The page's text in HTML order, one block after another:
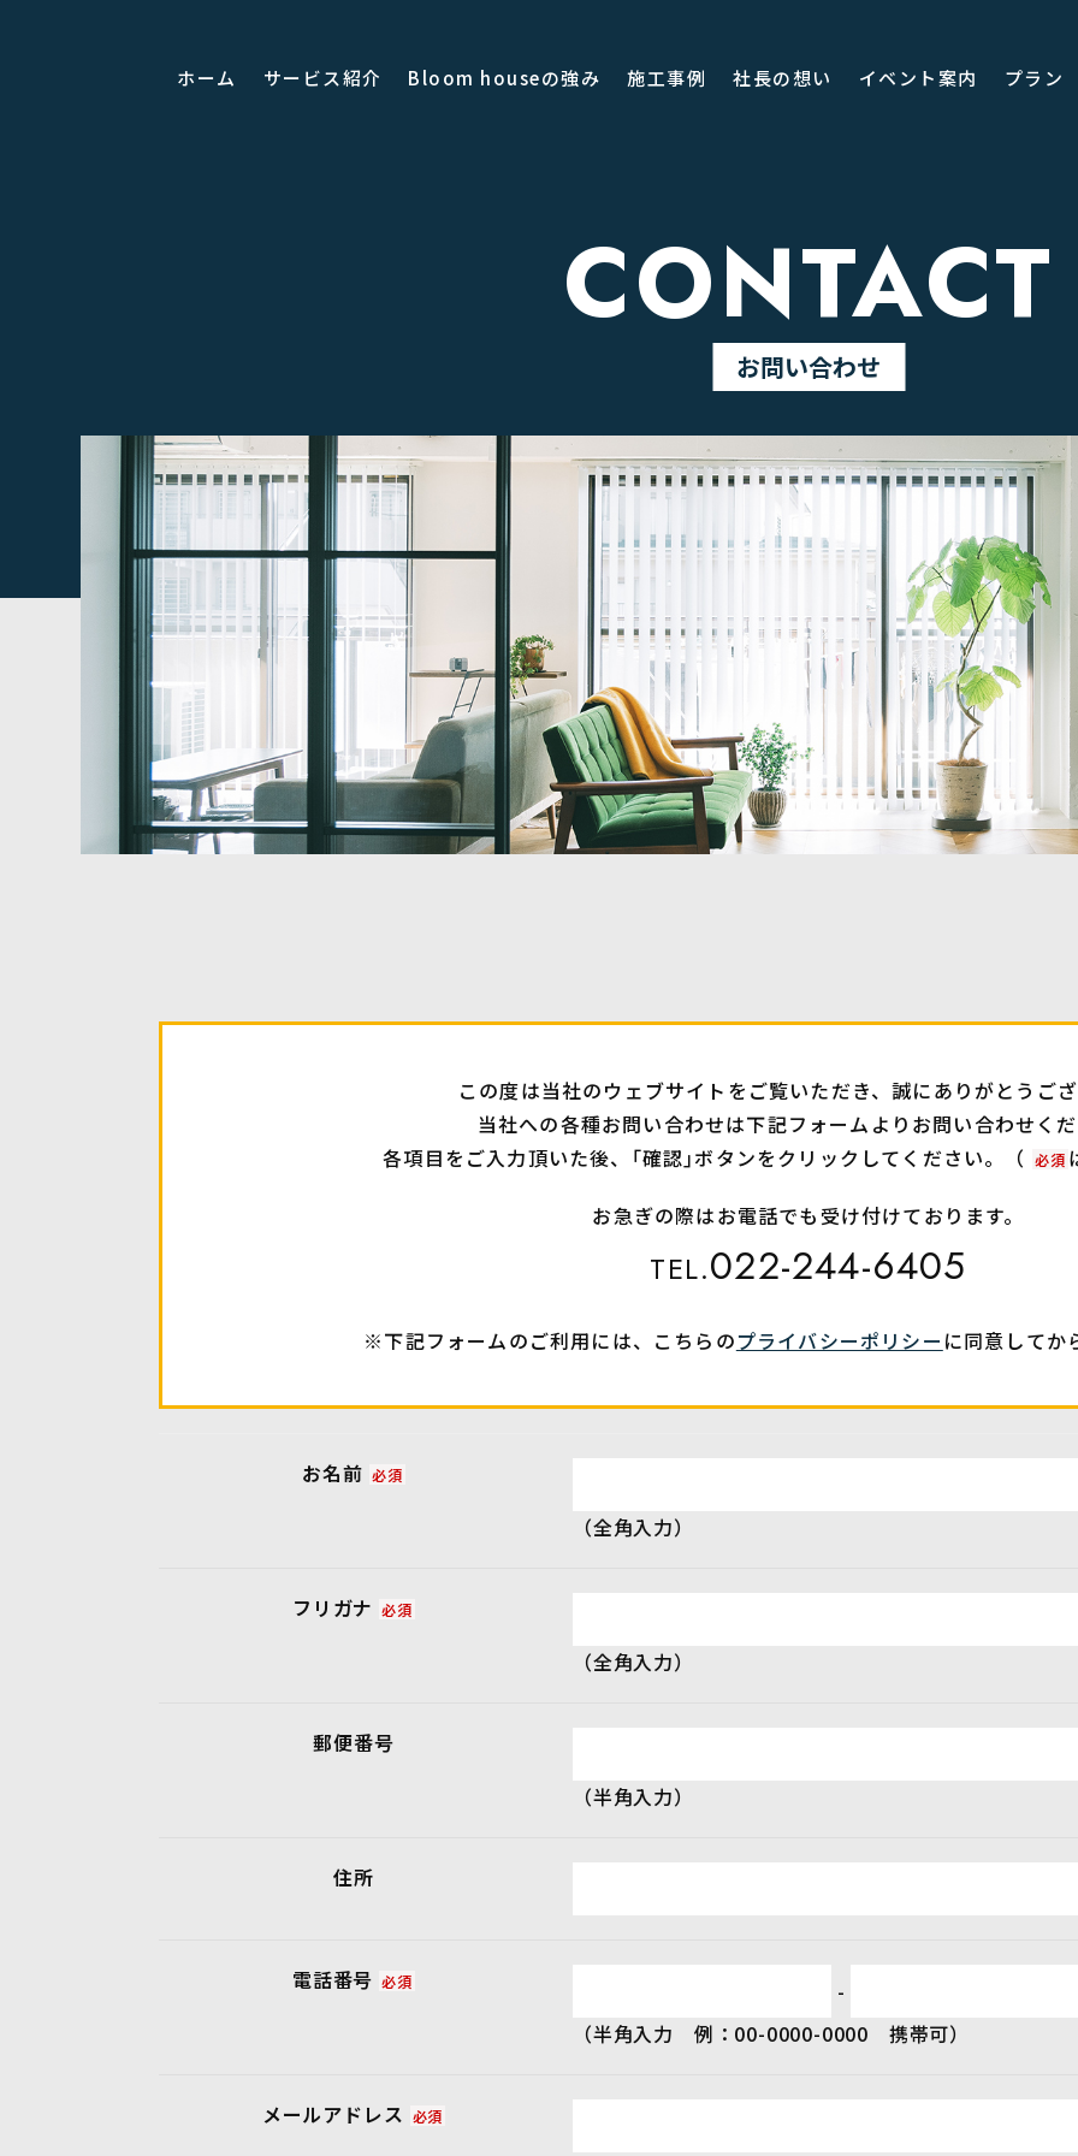
ホーム サービス紹介 Bloom houseの強み 施工事例 社長の想い イベント案内 プラン
CONTACT
お問い合わせ
この度は当社のウェブサイトをご覧いただき、誠にありがとうご
当社への各種お問い合わせは下記フォームよりお問い合わせく
各項目をご入力頂いた後、｢確認｣ボタンをクリックしてください。（ 必須
お急ぎの際はお電話でも受け付けております。
TEL.022-244-6405
※下記フォームのご利用には、こちらのプライバシーポリシー に同意してか
お名前 必須
（全角入力）
フリガナ 必須
（全角入力）
郵便番号
（半角入力）
住所
電話番号 必須
-
（半角入力 例：00-0000-0000 携帯可）
メールアドレス 必須